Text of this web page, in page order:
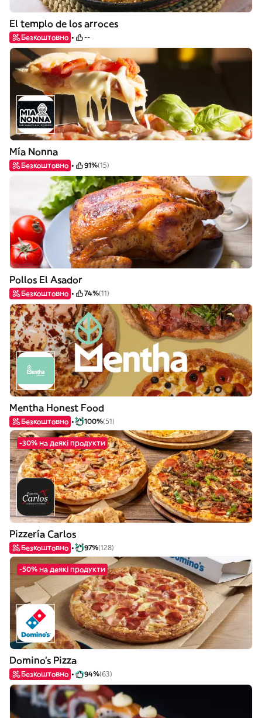
El templo de los arroces
Безкоштовно --
Mía Nonna
Безкоштовно 91%(15)
Pollos El Asador
Безкоштовно 74%(11)
Mentha Honest Food
Безкоштовно 100%(51)
-30% на деякі продукти
Pizzería Carlos
Безкоштовно 97%(128)
-50% на деякі продукти
Domino's Pizza
Безкоштовно 94%(63)